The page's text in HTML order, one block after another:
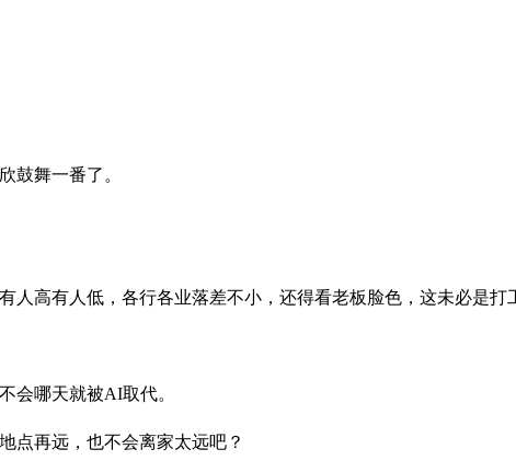
鼓舞一番了。
人高有人低，各行各业落差不小，还得看老板脸色，这未必是打
会哪天就被AI取代。
点再远，也不会离家太远吧？